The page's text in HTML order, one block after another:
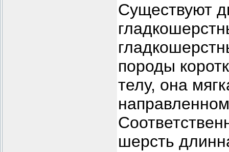
Существуют
породы
телу, она
шерсть